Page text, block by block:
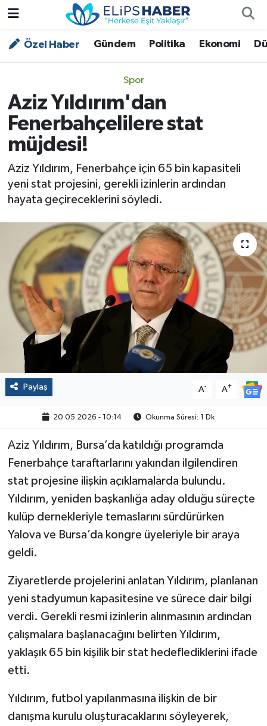
Özel Haber Gündem Politika Ekonomi
Spor
Aziz Yıldırım'dan
Fenerbahçelilere stat
müjdesi!
Aziz Yıldırım, Fenerbahçe için 65 bin kapasiteli
yeni stat projesini, gerekli izinlerin ardından
hayata geçireceklerini söyledi.
Paylaş A- A+
20.05.2026 - 10:14 Okunma Süresi: 1 Dk
Aziz Yıldırım, Bursa’da katıldığı programda
Fenerbahçe taraftarlarını yakından ilgilendiren
stat projesine ilişkin açıklamalarda bulundu.
Yıldırım, yeniden başkanlığa aday olduğu süreçte
kulüp dernekleriyle temaslarını sürdürürken
Yalova ve Bursa’da kongre üyeleriyle bir araya
geldi.
Ziyaretlerde projelerini anlatan Yıldırım, planlanan
yeni stadyumun kapasitesine ve sürece dair bilgi
verdi. Gerekli resmi izinlerin alınmasının ardından
çalışmalara başlanacağını belirten Yıldırım,
yaklaşık 65 bin kişilik bir stat hedeflediklerini ifade
etti.
Yıldırım, futbol yapılanmasına ilişkin de bir
danışma kurulu oluşturacaklarını söyleyerek,
Özel Haber
Asayiş
Bilim - Teknoloji
Çevre - İklim
Dünya
Kültür - Sanat
Magazin
Politika
Sağlık
Yaşam
Çalışma Hayatı
Kadın
2024 Seçim Sonuçları
Nöbetçi Eczaneler
Trafik Durumu
Süper Lig Puan Durumu ve Fikstür
Tüm Manşetler
Son Dakika Haberleri